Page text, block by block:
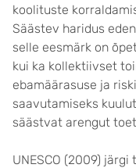
koolituste
Säästev haridus
selle eesmärk on
kui ka kollektiivset
ebamäärasuse ja
saavutamiseks
säästvat arengut
UNESCO (2009)